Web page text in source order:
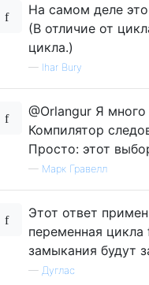
На самом деле
(В отличие от
цикла.)
— Ihar Bury
@Orlangur Я
Компилятор
Просто: этот
— Марк Гравелл
Этот ответ
переменная
замыкания будут
— Дуглас